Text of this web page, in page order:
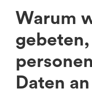
Warum
gebeten,
Daten